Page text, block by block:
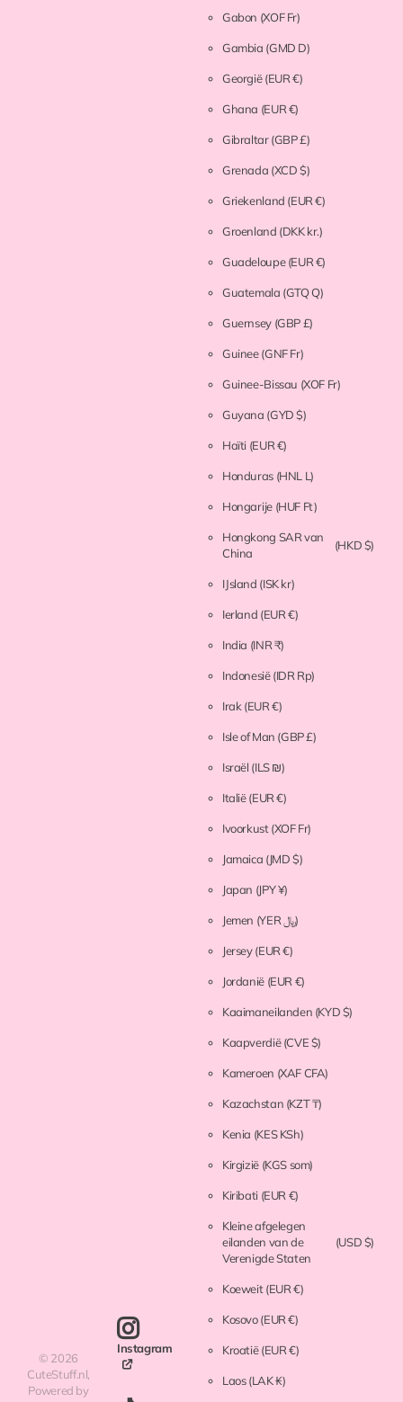
© 2026
CuteStuff.nl,
Powered by
Instagram
Gabon (XOF Fr)
Gambia (GMD D)
Georgië(EUR €)
Ghana (EUR €)
Gibraltar(GBP £)
Grenada (XCD $)
Griekenland (EUR €)
Groenland (DKK kr.)
Guadeloupe(EUR €)
Guatemala (GTQ Q)
Guernsey (GBP £)
Guinee(GNF Fr)
Guinee-Bissau (XOF Fr)
Guyana (GYD $)
Haïti (EUR €)
Honduras (HNL L)
Hongarije (HUF Ft)
Hongkong SAR van
China
(HKD $)
IJsland (ISK kr)
Ierland (EUR €)
India (INR ₹)
Indonesië(IDR Rp)
Irak (EUR €)
Isle of Man (GBP £)
Israël (ILS ₪)
Italië(EUR €)
Ivoorkust(XOF Fr)
Jamaica (JMD $)
Japan (JPY ¥)
Jemen (YER ﷼)
Jersey(EUR €)
Jordanië (EUR €)
Kaaimaneilanden (KYD $)
Kaapverdië(CVE $)
Kameroen (XAF CFA)
Kazachstan (KZT ₸)
Kenia (KES KSh)
Kirgizië (KGS som)
Kiribati (EUR €)
Kleine afgelegen
eilanden van de
Verenigde Staten
(USD $)
Koeweit(EUR €)
Kosovo(EUR €)
Kroatië(EUR €)
Laos(LAK ₭)